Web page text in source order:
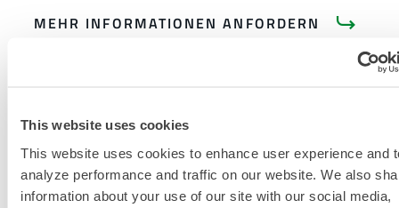
This website uses cookies
This website uses cookies to enhance user experience and
analyze performance and traffic on our website. We also
information about your use of our site with our social media,
MEHR INFORMATIONEN ANFORDERN
PRODUKTLITERATUR